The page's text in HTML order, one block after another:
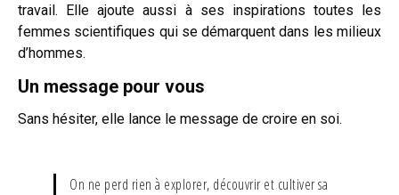
travail. Elle ajoute aussi à ses inspirations toutes les
femmes scientifiques qui se démarquent dans les milieux
d’hommes.
Un message pour vous
Sans hésiter, elle lance le message de croire en soi.
On ne perd rien à explorer, découvrir et cultiver sa